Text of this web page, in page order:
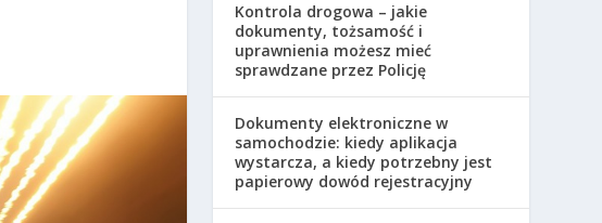
Kontrola drogowa – jakie
dokumenty, tożsamość i
uprawnienia możesz mieć
sprawdzane przez Policję
Dokumenty elektroniczne w
samochodzie: kiedy aplikacja
wystarcza, a kiedy potrzebny jest
papierowy dowód rejestracyjny